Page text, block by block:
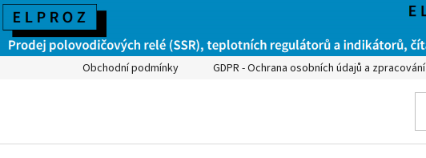
Obchodní podmínky GDPR - Ochrana osobních údajů a zpracování